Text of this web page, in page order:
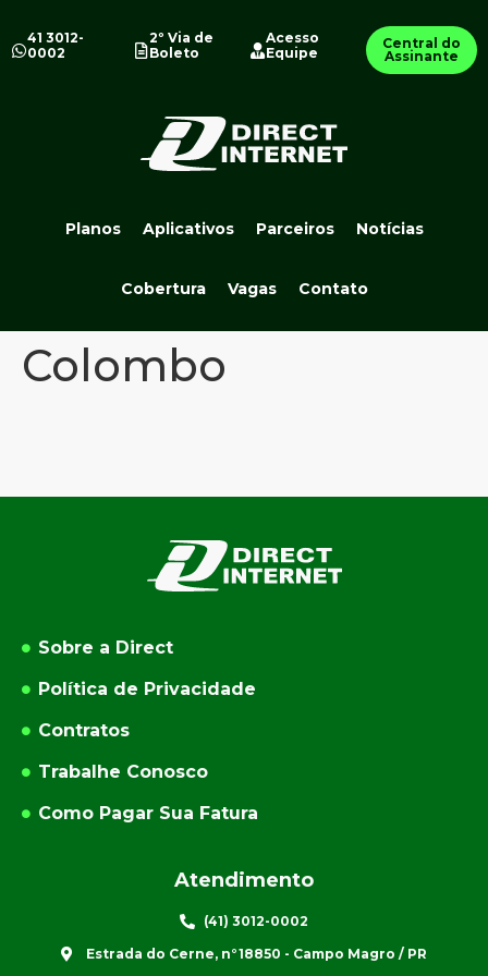
41 3012-
0002
2º Via de
Boleto
Acesso
Equipe
Central do
Assinante
Planos Aplicativos Parceiros Notícias
Cobertura Vagas Contato
Colombo
Sobre a Direct
Política de Privacidade
Contratos
Trabalhe Conosco
Como Pagar Sua Fatura
Atendimento
(41) 3012-0002
Estrada do Cerne, n°18850 - Campo Magro / PR